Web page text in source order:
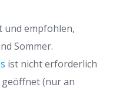
und empfohlen,
Sommer.
ist nicht erforderlich
(nur an